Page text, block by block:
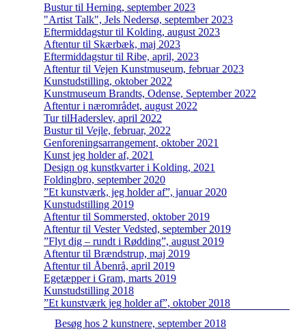
Bustur til Herning, september 2023
"Artist Talk", Jels Nedersø, september 2023
Eftermiddagstur til Kolding, august 2023
Aftentur til Skærbæk, maj 2023
Eftermiddagstur til Ribe, april, 2023
Aftentur til Vejen Kunstmuseum, februar 2023
Kunstudstilling, oktober 2022
Kunstmuseum Brandts, Odense, September 2022
Aftentur i nærområdet, august 2022
Tur tilHaderslev, april 2022
Bustur til Vejle, februar, 2022
Genforeningsarrangement, oktober 2021
Kunst jeg holder af, 2021
Design og kunstkvarter i Kolding, 2021
Foldingbro, september 2020
”Et kunstværk, jeg holder af”, januar 2020
Kunstudstilling 2019
Aftentur til Sommersted, oktober 2019
Aftentur til Vester Vedsted, september 2019
”Flyt dig – rundt i Rødding”, august 2019
Aftentur til Brændstrup, maj 2019
Aftentur til Åbenrå, april 2019
Egetæpper i Gram, marts 2019
Kunstudstilling 2018
”Et kunstværk jeg holder af”, oktober 2018
Besøg hos 2 kunstnere, september 2018